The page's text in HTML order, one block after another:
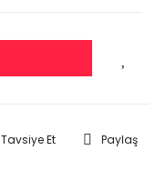
Tavsiye Et Paylaş